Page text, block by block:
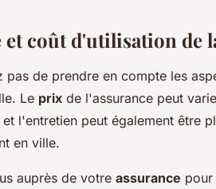
et coût d'utilisation de
pas de prendre en compte les
Le prix de l'assurance peut
l'entretien peut également être
en ville.
auprès de votre assurance